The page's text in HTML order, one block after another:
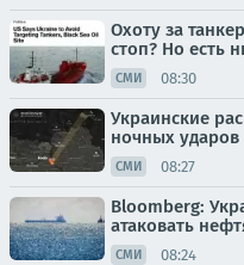
Охоту за
стоп? Но есть
СМИ 08:30
Украинские
ночных
СМИ 08:27
Bloomberg:
атаковать
СМИ 08:24